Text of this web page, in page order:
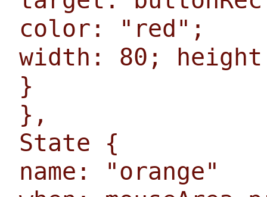
color: "red";
width: 80;
}
},
State {
name: "orange"